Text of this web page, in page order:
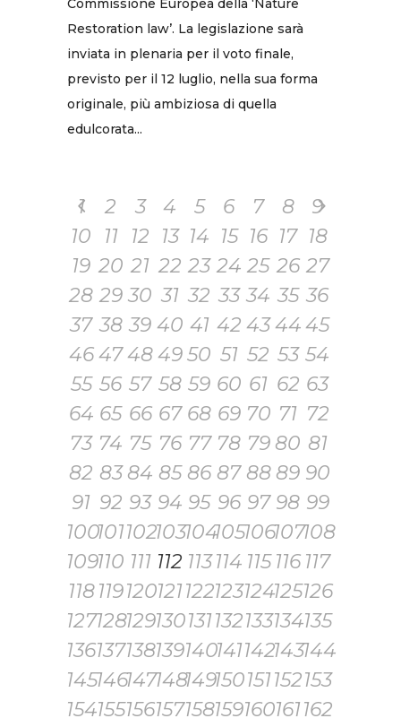
Commissione Europea della ‘Nature
Restoration law’. La legislazione sarà
inviata in plenaria per il voto finale,
previsto per il 12 luglio, nella sua forma
originale, più ambiziosa di quella
edulcorata...
1 2 3 4 5 6 7 8
9
10
11 12 13 14 15 16 17 18
19 20 21 22 23 24 25 26 27
28 29 30 31 32 33 34 35 36
37 38 39 40 41 42 434445
46 474849 50 51 52 53 54
55 56 57 58 59 60 61 62 63
64 65 66 67 68 69 70 71 72
73 74 75 76 77 78 79 80 81
82 83 84 85 86 87 88 89 90
91 92 93 94 95 96 97 98 99
100101102103104105106107108
109110 111 112 113 114 115 116 117
118 119120121122123124125126
127128129130131132133134135
136137138139140141142143144
145146147148149150151152153
154155156157158159160161162